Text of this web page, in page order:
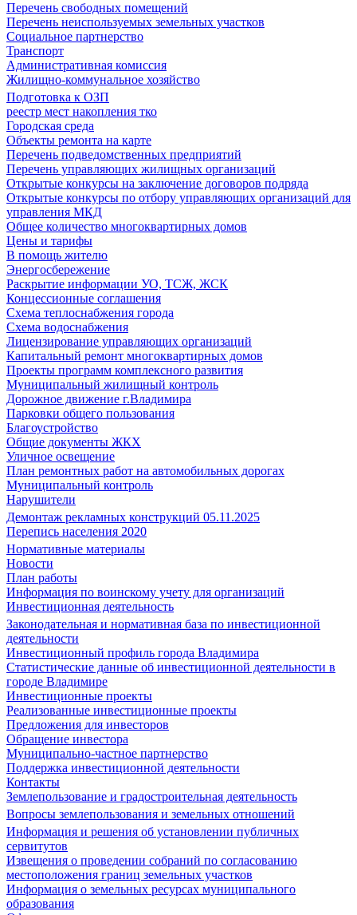
Перечень свободных помещений
Перечень неиспользуемых земельных участков
Социальное партнерство
Транспорт
Административная комиссия
Жилищно-коммунальное хозяйство
Подготовка к ОЗП
реестр мест накопления тко
Городская среда
Объекты ремонта на карте
Перечень подведомственных предприятий
Перечень управляющих жилищных организаций
Открытые конкурсы на заключение договоров подряда
Открытые конкурсы по отбору управляющих организаций для
управления МКД
Общее количество многоквартирных домов
Цены и тарифы
В помощь жителю
Энергосбережение
Раскрытие информации УО, ТСЖ, ЖСК
Концессионные соглашения
Схема теплоснабжения города
Схема водоснабжения
Лицензирование управляющих организаций
Капитальный ремонт многоквартирных домов
Проекты программ комплексного развития
Муниципальный жилищный контроль
Дорожное движение г.Владимира
Парковки общего пользования
Благоустройство
Общие документы ЖКХ
Уличное освещение
План ремонтных работ на автомобильных дорогах
Муниципальный контроль
Нарушители
Демонтаж рекламных конструкций 05.11.2025
Перепись населения 2020
Нормативные материалы
Новости
План работы
Информация по воинскому учету для организаций
Инвестиционная деятельность
Законодательная и нормативная база по инвестиционной
деятельности
Инвестиционный профиль города Владимира
Статистические данные об инвестиционной деятельности в
городе Владимире
Инвестиционные проекты
Реализованные инвестиционные проекты
Предложения для инвесторов
Обращение инвестора
Муниципально-частное партнерство
Поддержка инвестиционной деятельности
Контакты
Землепользование и градостроительная деятельность
Вопросы землепользования и земельных отношений
Информация и решения об установлении публичных
сервитутов
Извещения о проведении собраний по согласованию
местоположения границ земельных участков
Информация о земельных ресурсах муниципального
образования